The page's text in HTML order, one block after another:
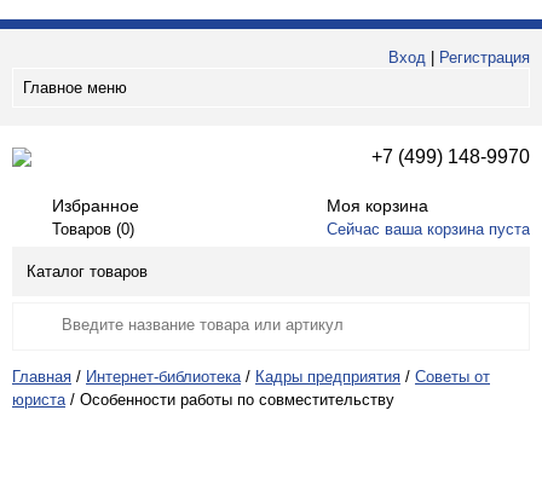
Вход
Регистрация
Главное меню
+7 (499) 148-9970
Избранное
Товаров (0)
Моя корзина
Сейчас ваша корзина пуста
Каталог товаров
Главная / Интернет-библиотека / Кадры предприятия / Советы от
юриста / Особенности работы по совместительству